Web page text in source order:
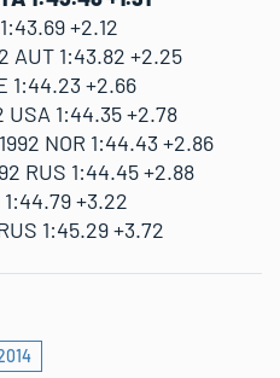
+2.12
AUT 1:43.82 +2.25
1:44.23 +2.66
1:44.35 +2.78
NOR 1:44.43 +2.86
RUS 1:44.45 +2.88
+3.22
1:45.29 +3.72